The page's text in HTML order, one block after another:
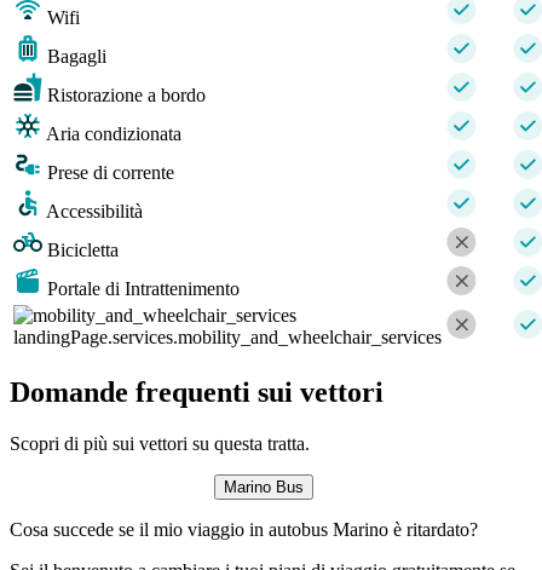
Wifi
Bagagli
Ristorazione a bordo
Aria condizionata
Prese di corrente
Accessibilità
Bicicletta
Portale di Intrattenimento
landingPage.services.mobility_and_wheelchair_services
Domande frequenti sui vettori
Scopri di più sui vettori su questa tratta.
Marino Bus
Cosa succede se il mio viaggio in autobus Marino è ritardato?